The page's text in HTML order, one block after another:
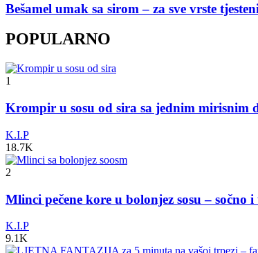
Bešamel umak sa sirom – za sve vrste
POPULARNO
1
Krompir u sosu od sira sa jednim mirisnim
K.I.P
18.7K
2
Mlinci pečene kore u bolonjez sosu – sočno
K.I.P
9.1K